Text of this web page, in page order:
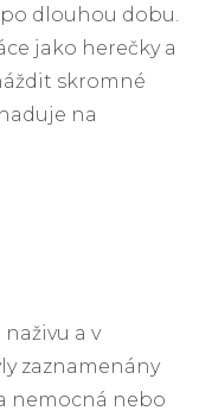
dlouhou dobu.
jako herečky a
skromné
na
a v
zaznamenány
nemocná nebo